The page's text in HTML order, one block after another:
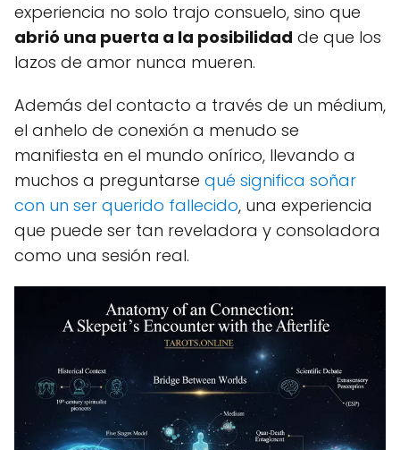
experiencia no solo trajo consuelo, sino que
abrió una puerta a la posibilidad de que los
lazos de amor nunca mueren.
Además del contacto a través de un médium,
el anhelo de conexión a menudo se
manifiesta en el mundo onírico, llevando a
muchos a preguntarse qué significa soñar
con un ser querido fallecido, una experiencia
que puede ser tan reveladora y consoladora
como una sesión real.